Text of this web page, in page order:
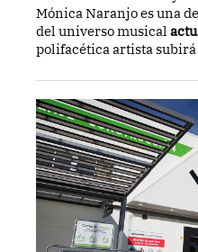
Mónica Naranjo es una
del universo musical
polifacética artista subirá